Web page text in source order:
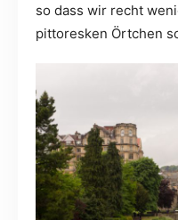
so dass wir recht
pittoresken Örtchen